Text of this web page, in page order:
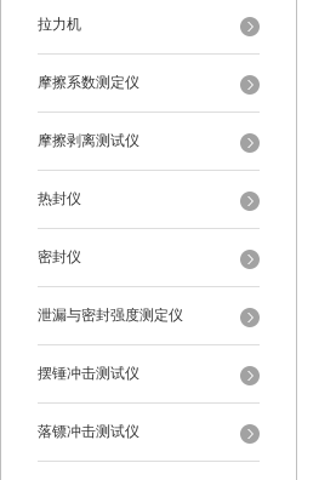
拉力机
摩擦系数测定仪
摩擦剥离测试仪
热封仪
密封仪
泄漏与密封强度测定仪
摆锤冲击测试仪
落镖冲击测试仪